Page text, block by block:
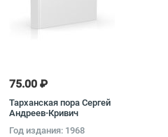
75.00 ₽
Тарханская пора Сергей
Андреев-Кривич
Год издания: 1968